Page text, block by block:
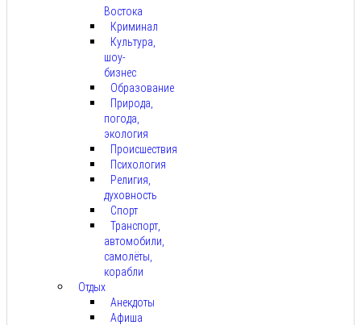
Востока
Криминал
Культура,
шоу-
бизнес
Образование
Природа,
погода,
экология
Происшествия
Психология
Религия,
духовность
Спорт
Транспорт,
автомобили,
самолёты,
корабли
Отдых
Анекдоты
Афиша